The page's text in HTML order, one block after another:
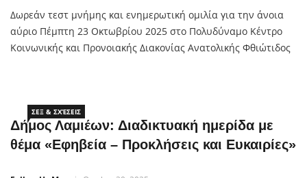
Δωρεάν τεστ μνήμης και ενημερωτική ομιλία για την άνοια
αύριο Πέμπτη 23 Οκτωβρίου 2025 στο Πολυδύναμο Κέντρο
Κοινωνικής και Προνοιακής Διακονίας Ανατολικής Φθιώτιδος
την Μητρόπολη Φθιώτιδος και την εταιρεία ΜΕΓΑ Με
ΣΕΞ & ΣΧΈΣΕΙΣ
Δήμος Λαμιέων: Διαδικτυακή ημερίδα με
θέμα «Εφηβεία – Προκλήσεις και Ευκαιρίες»